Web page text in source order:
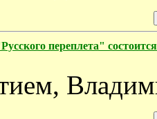
переплета"